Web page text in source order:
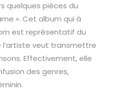
quelques pièces du
». Cet album qui à
est représentatif du
l’artiste veut transmettre
Effectivement, elle
des genres,